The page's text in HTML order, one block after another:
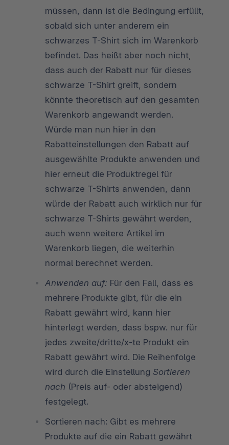
müssen, dann ist die Bedingung erfüllt,
sobald sich unter anderem ein
schwarzes T-Shirt sich im Warenkorb
befindet. Das heißt aber noch nicht,
dass auch der Rabatt nur für dieses
schwarze T-Shirt greift, sondern
könnte theoretisch auf den gesamten
Warenkorb angewandt werden.
Würde man nun hier in den
Rabatteinstellungen den Rabatt auf
ausgewählte Produkte anwenden und
hier erneut die Produktregel für
schwarze T-Shirts anwenden, dann
würde der Rabatt auch wirklich nur für
schwarze T-Shirts gewährt werden,
auch wenn weitere Artikel im
Warenkorb liegen, die weiterhin
normal berechnet werden.
Anwenden auf: Für den Fall, dass es
mehrere Produkte gibt, für die ein
Rabatt gewährt wird, kann hier
hinterlegt werden, dass bspw. nur für
jedes zweite/dritte/x-te Produkt ein
Rabatt gewährt wird. Die Reihenfolge
wird durch die Einstellung Sortieren
nach (Preis auf- oder absteigend)
festgelegt.
Sortieren nach: Gibt es mehrere
Produkte auf die ein Rabatt gewährt